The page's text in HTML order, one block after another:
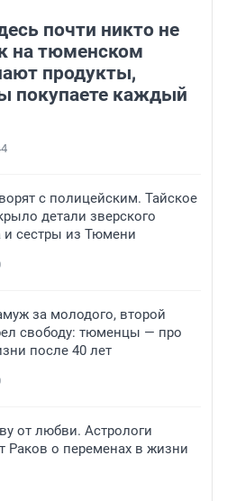
почти никто не
на тюменском
продукты,
покупаете каждый
с полицейским. Тайское
детали зверского
и сестры из Тюмени
за молодого, второй
свободу: тюменцы — про
после 40 лет
от любви. Астрологи
Раков о переменах в жизни